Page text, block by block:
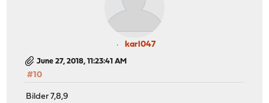
karl047
June 27, 2018, 11:23:41 AM
#10
Bilder 7,8,9